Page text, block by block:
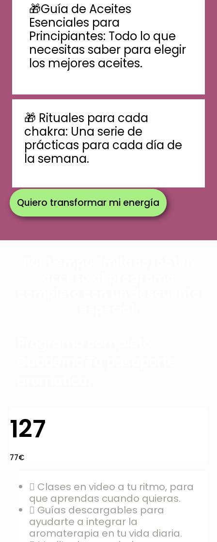
🎁Guía de Aceites
Esenciales para
Principiantes: Todo lo que
necesitas saber para elegir
los mejores aceites.
🎁 Rituales para cada
chakra: Una serie de
prácticas para cada día de
la semana.
Quiero transformar mi energía
127
77€
Clases en video a tu ritmo, para
que aprendas cuando quieras.
Guías descargables para
ayudarte a integrar la
aromaterapia en tu vida diaria.